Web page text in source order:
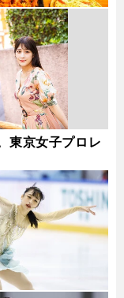
東京女子プロレ